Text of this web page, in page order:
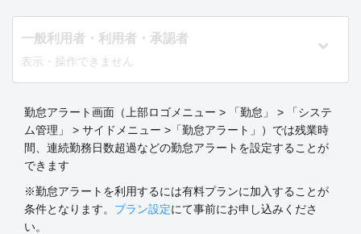
一般利用者・利用者・承認者
表示・操作できません
勤怠アラート画面（上部ロゴメニュー > 「勤怠」 > 「システ
ム管理」 > サイドメニュー >「勤怠アラート」）では残業時
間、連続勤務日数超過などの勤怠アラートを設定することが
できます
※勤怠アラートを利用するには有料プランに加入することが
条件となります。 プラン設定にて事前にお申し込みくださ
い。